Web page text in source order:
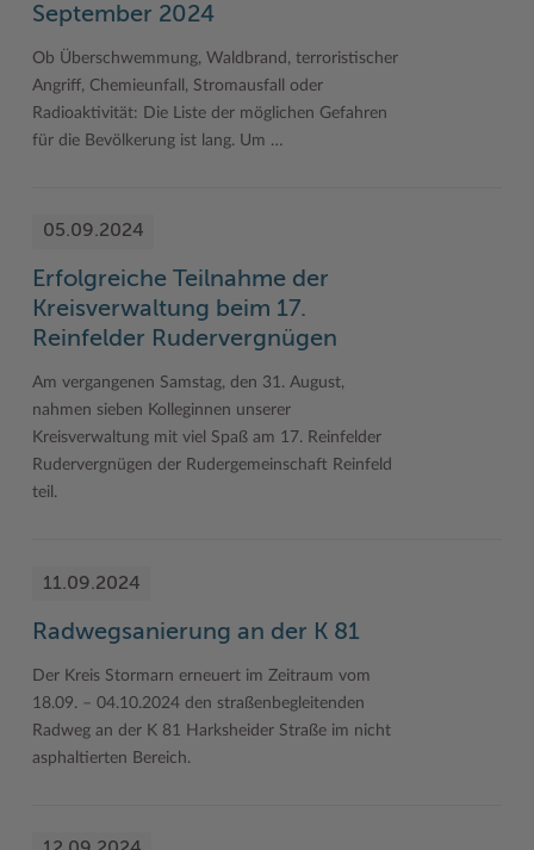
September 2024
Ob Überschwemmung, Waldbrand, terroristischer
Angriff, Chemieunfall, Stromausfall oder
Radioaktivität: Die Liste der möglichen Gefahren
für die Bevölkerung ist lang. Um …
05.09.2024
Erfolgreiche Teilnahme der
Kreisverwaltung beim 17.
Reinfelder Rudervergnügen
Am vergangenen Samstag, den 31. August,
nahmen sieben Kolleginnen unserer
Kreisverwaltung mit viel Spaß am 17. Reinfelder
Rudervergnügen der Rudergemeinschaft Reinfeld
teil.
11.09.2024
Radwegsanierung an der K 81
Der Kreis Stormarn erneuert im Zeitraum vom
18.09. – 04.10.2024 den straßenbegleitenden
Radweg an der K 81 Harksheider Straße im nicht
asphaltierten Bereich.